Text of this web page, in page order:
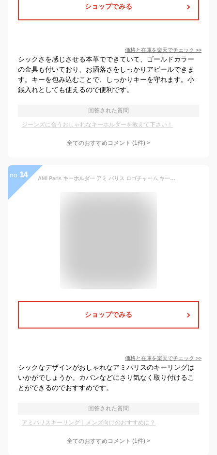
ショップでみる
価格と在庫を楽天でチェック >>
シックさを感じさせる本革でできていて、ゴールドカラー
の金具も付いており、お洒落さをしっかりアピールできま
す。キーを包み込むことで、しっかりキーを守れます。小
銭入れとしても使えるので便利です。
回答された質問
ジーンズに合うおしゃれなキーホルダーを教えて下さい！
全てのおすすめコメント (1件) >
no. 14 AMI Paris キーホルダー アミ パリス ロゴチャーム キーリング ブラック Black キーチェーン チェーン AMI ALEXANDRE メンズ レディース ユニセックス 正規品 [衣類] ユ00572
ショップでみる
価格と在庫を楽天でチェック >>
シックなデザインがおしゃれなアミパリスのキーリングは
いかがでしょうか。カバンなどにさり気なく取り付けるこ
とができるのでおすすめです。
回答された質問
アミパリスキーリング｜メンズ向けのおすすめは？
全てのおすすめコメント (1件) >